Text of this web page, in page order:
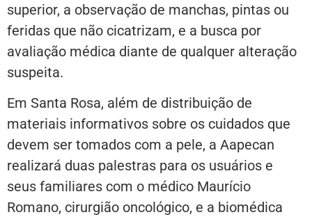
superior, a observação de manchas, pintas ou
feridas que não cicatrizam, e a busca por
avaliação médica diante de qualquer alteração
suspeita.
Em Santa Rosa, além de distribuição de
materiais informativos sobre os cuidados que
devem ser tomados com a pele, a Aapecan
realizará duas palestras para os usuários e
seus familiares com o médico Maurício
Romano, cirurgião oncológico, e a biomédica